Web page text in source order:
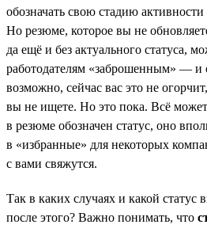
обозначать свою стадию
Но резюме, которое вы не
да ещё и без актуального статуса,
работодателям «заброшенным» —
возможно, сейчас вас это не
вы не ищете. Но это пока. Всё
в резюме обозначен статус, оно
в «избранные» для некоторых
с вами свяжутся.
Так в каких случаях и какой статус
после этого? Важно понимать, что